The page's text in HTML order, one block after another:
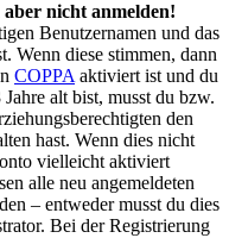
nicht anmelden!
Benutzernamen und das
Wenn diese stimmen, dann
COPPA aktiviert ist und du
alt bist, musst du bzw.
den
hast. Wenn dies nicht
vielleicht aktiviert
alle neu angemeldeten
– entweder musst du dies
Bei der Registrierung